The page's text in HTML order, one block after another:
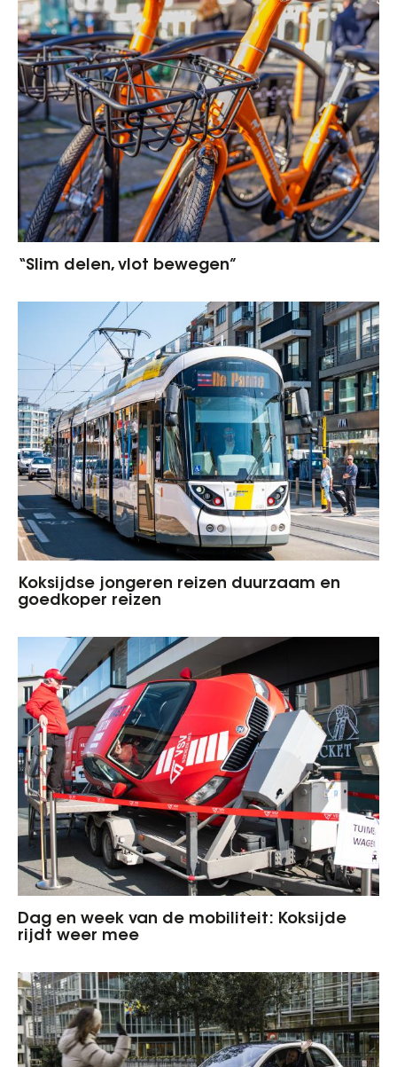
“Slim delen, vlot bewegen”
Koksijdse jongeren reizen duurzaam en
goedkoper reizen
Dag en week van de mobiliteit: Koksijde
rijdt weer mee